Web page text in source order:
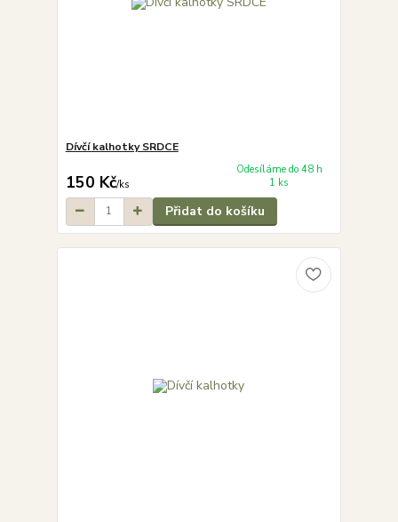
Dívčí kalhotky SRDCE
150 Kč/ks
Odesíláme do 48 h
1 ks
Přidat do košíku